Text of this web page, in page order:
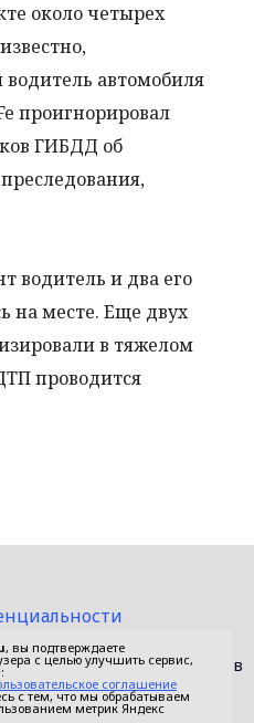
около четырех
автомобиля
проигнорировал
ГИБДД об
водитель и два его
на месте. Еще двух
в тяжелом
проводится
соглашение
Зарегистрировано в
в сфере связи,
и массовых коммуникаций
, вы подтверждаете
с целью улучшить сервис,
соглашение
с тем, что мы обрабатываем
метрик Яндекс